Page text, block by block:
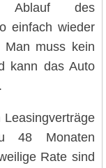
Ablauf des
einfach wieder
Man muss kein
kann das Auto
48 Monaten
Rate sind